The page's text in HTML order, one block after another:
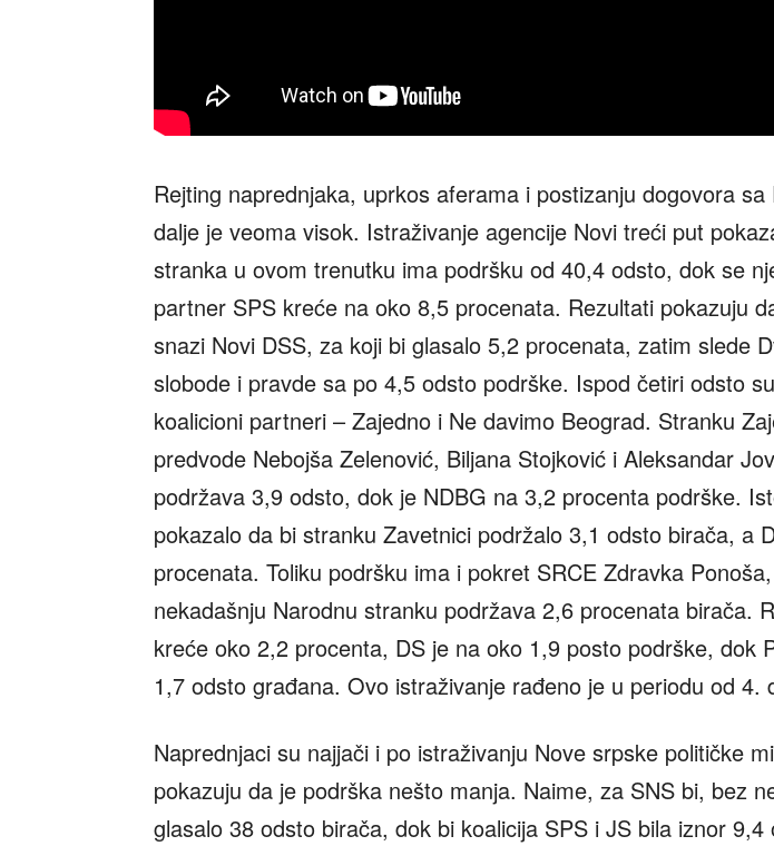
Rejting naprednjaka, uprkos aferama i postizanju dogovora
dalje je veoma visok. Istraživanje agencije Novi treći put
stranka u ovom trenutku ima podršku od 40,4 odsto, dok se
partner SPS kreće na oko 8,5 procenata. Rezultati pokazuju
snazi Novi DSS, za koji bi glasalo 5,2 procenata, zatim slede
slobode i pravde sa po 4,5 odsto podrške. Ispod četiri odsto
koalicioni partneri – Zajedno i Ne davimo Beograd. Stranku
predvode Nebojša Zelenović, Biljana Stojković i Aleksandar
podržava 3,9 odsto, dok je NDBG na 3,2 procenta podrške.
pokazalo da bi stranku Zavetnici podržalo 3,1 odsto birača, a
procenata. Toliku podršku ima i pokret SRCE Zdravka
nekadašnju Narodnu stranku podržava 2,6 procenata birača.
kreće oko 2,2 procenta, DS je na oko 1,9 posto podrške, dok
1,7 odsto građana. Ovo istraživanje rađeno je u periodu od 4.
Naprednjaci su najjači i po istraživanju Nove srpske političke
pokazuju da je podrška nešto manja. Naime, za SNS bi, bez
glasalo 38 odsto birača, dok bi koalicija SPS i JS bila iznor